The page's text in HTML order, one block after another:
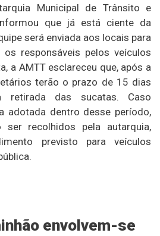
Municipal de Trânsito e
que já está ciente da
será enviada aos locais para
responsáveis pelos veículos
a AMTT esclareceu que, após a
terão o prazo de 15 dias
retirada das sucatas. Caso
adotada dentro desse período,
ser recolhidos pela autarquia,
previsto para veículos
envolvem-se